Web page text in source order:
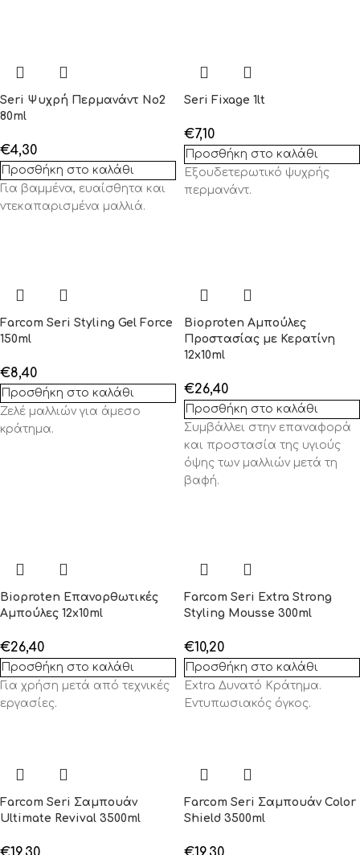
Seri Ψυχρή Περμανάντ No2
80ml
€4,30
Προσθήκη στο καλάθι
Για βαμμένα, ευαίσθητα και
ντεκαπαρισμένα μαλλιά.
Seri Fixage 1lt
€7,10
Προσθήκη στο καλάθι
Eξουδετερωτικό ψυχρής
περμανάντ.
Farcom Seri Styling Gel Force
150ml
€8,40
Προσθήκη στο καλάθι
Ζελέ μαλλιών για άμεσο
κράτημα.
Bioproten Αμπούλες
Προστασίας με Κερατίνη
12x10ml
€26,40
Προσθήκη στο καλάθι
Συμβάλλει στην επαναφορά
και προστασία της υγιούς
όψης των μαλλιών μετά τη
βαφή.
Bioproten Επανορθωτικές
Αμπούλες 12x10ml
€26,40
Προσθήκη στο καλάθι
Για χρήση μετά από τεχνικές
εργασίες.
Farcom Seri Extra Strong
Styling Mousse 300ml
€10,20
Προσθήκη στο καλάθι
Extra Δυνατό Κράτημα.
Εντυπωσιακός όγκος.
Farcom Seri Σαμπουάν
Ultimate Revival 3500ml
Farcom Seri Σαμπουάν Color
Shield 3500ml